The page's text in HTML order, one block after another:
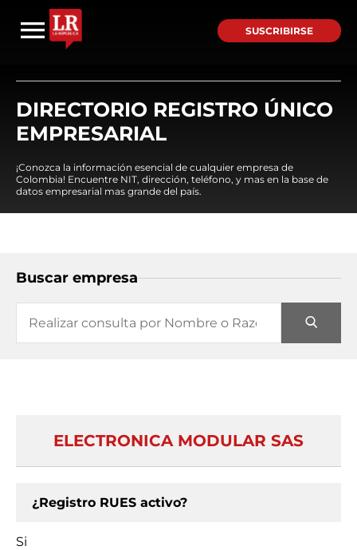
SUSCRIBIRSE
DIRECTORIO REGISTRO ÚNICO
EMPRESARIAL
¡Conozca la información esencial de cualquier empresa de
Colombia! Encuentre NIT, dirección, teléfono, y mas en la base de
datos empresarial mas grande del país.
Buscar empresa
ELECTRONICA MODULAR SAS
¿Registro RUES activo?
Si